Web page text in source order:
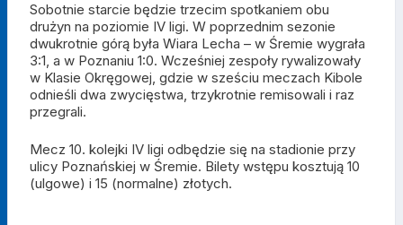
Sobotnie starcie będzie trzecim spotkaniem obu
drużyn na poziomie IV ligi. W poprzednim sezonie
dwukrotnie górą była Wiara Lecha – w Śremie wygrała
3:1, a w Poznaniu 1:0. Wcześniej zespoły rywalizowały
w Klasie Okręgowej, gdzie w sześciu meczach Kibole
odnieśli dwa zwycięstwa, trzykrotnie remisowali i raz
przegrali.
Mecz 10. kolejki IV ligi odbędzie się na stadionie przy
ulicy Poznańskiej w Śremie. Bilety wstępu kosztują 10
(ulgowe) i 15 (normalne) złotych.